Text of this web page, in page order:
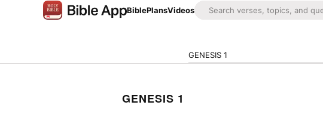
BiblePlansVideos
GENESIS 1
GENESIS 1